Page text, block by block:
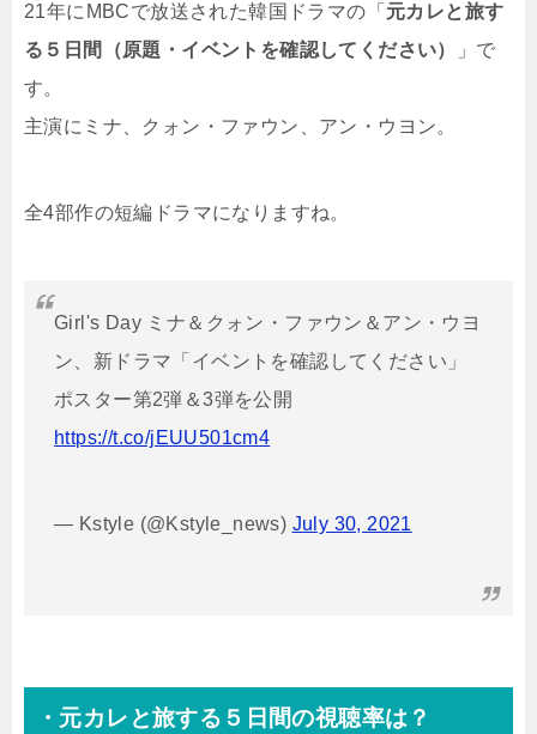
21年にMBCで放送された韓国ドラマの「 元カレと旅す
る５日間（原題・イベントを確認してください）
」で
す。
主演にミナ、クォン・ファウン、アン・ウヨン。
全4部作の短編ドラマになりますね。
Girl's Day ミナ＆クォン・ファウン＆アン・ウヨ
ン、新ドラマ「イベントを確認してください」
ポスター第2弾＆3弾を公開
https://t.co/jEUU501cm4
— Kstyle (@Kstyle_news) July 30, 2021
・元カレと旅する５日間の視聴率は？